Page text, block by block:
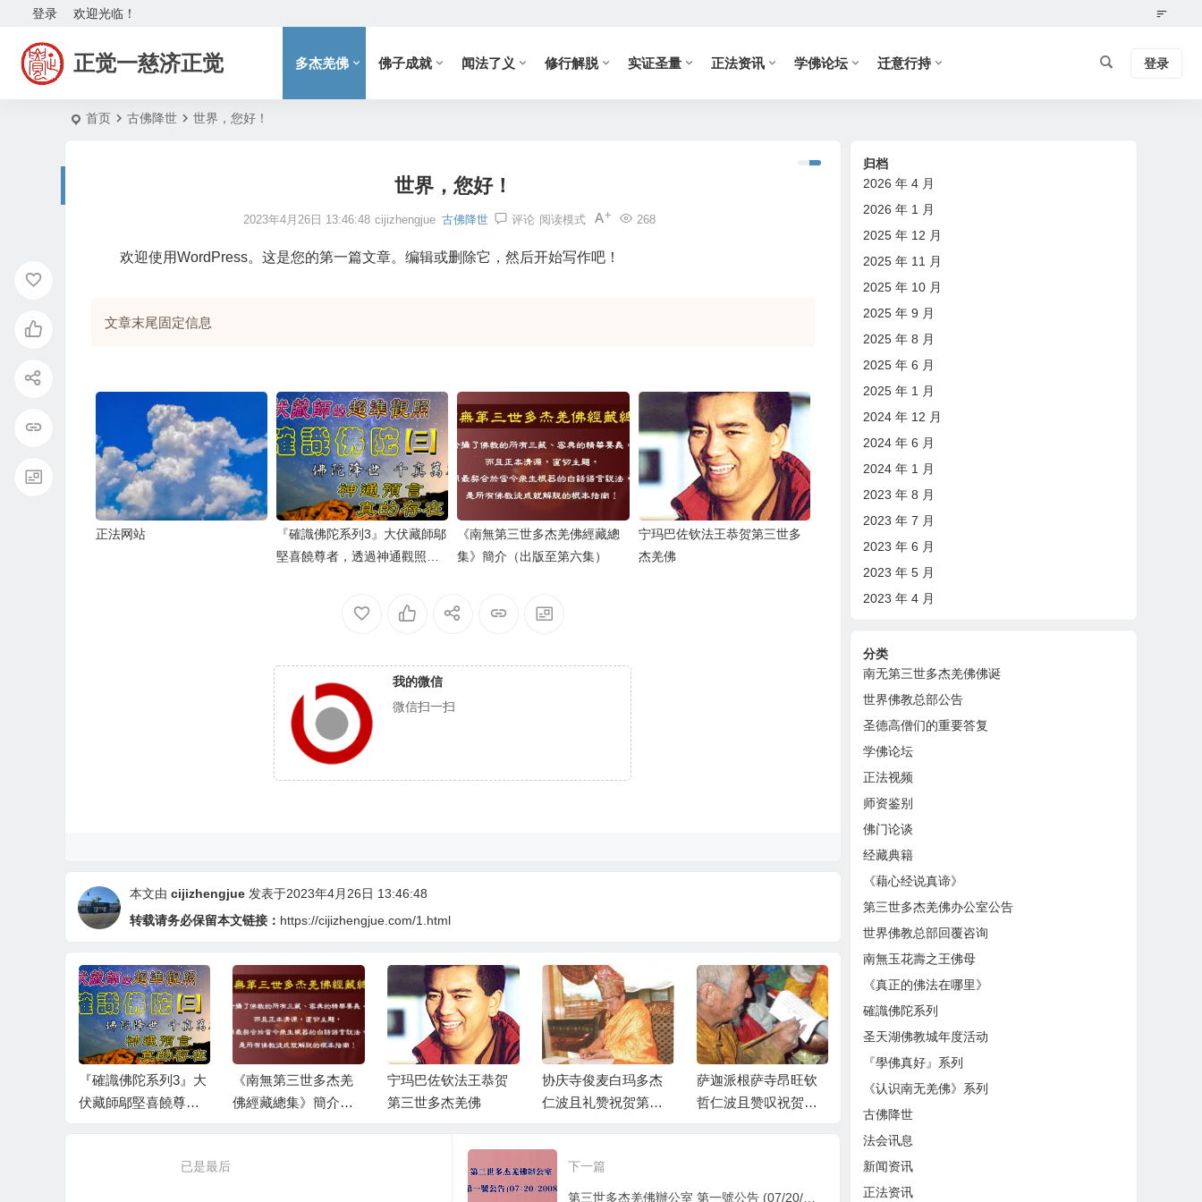
欢迎光临！
登录
正觉一慈济正觉 多杰羌佛 佛子成就 闻法了义 修行解脱 实证圣量 正法资讯 学佛论坛 迁意行持 登录
首页 古佛降世 世界，您好！
世界，您好！
2023年4月26日 13:46:48 cijizhengjue 古佛降世 评论 268
阅读模式
欢迎使用WordPress。这是您的第一篇文章。编辑或删除它，然后开始写作吧！
文章末尾固定信息
正法网站
『確識佛陀系列3』大伏藏師鄔
堅喜饒尊者，透過神通觀照徹
《南無第三世多杰羌佛經藏總
集》簡介（出版至第六集）
宁玛巴佐钦法王恭贺第三世多
杰羌佛
我的微信
微信扫一扫
本文由 cijizhengjue 发表于2023年4月26日 13:46:48
转载请务必保留本文链接： https://cijizhengjue.com/1.html
『確識佛陀系列3』大
伏藏師鄔堅喜饒尊
佛確實是古佛降世。
《南無第三世多杰羌
佛經藏總集》簡介
宁玛巴佐钦法王恭贺
第三世多杰羌佛
协庆寺俊麦白玛多杰
仁波且礼赞祝贺第三
萨迦派根萨寺昂旺钦
哲仁波且赞叹祝贺第
塔公灵吉寺住持云登
世多杰羌佛
已是最后 下一篇
归档
2026 年 4 月
2026 年 1 月
2025 年 12 月
2025 年 11 月
2025 年 10 月
2025 年 9 月
2025 年 8 月
2025 年 6 月
2025 年 1 月
2024 年 12 月
2024 年 6 月
2024 年 1 月
2023 年 8 月
2023 年 7 月
2023 年 6 月
2023 年 5 月
2023 年 4 月
分类
南无第三世多杰羌佛佛诞
世界佛教总部公告
圣德高僧们的重要答复
学佛论坛
正法视频
师资鉴别
佛门论谈
经藏典籍
《藉心经说真谛》
第三世多杰羌佛办公室公告
世界佛教总部回覆咨询
南無玉花壽之王佛母
《真正的佛法在哪里》
確識佛陀系列
圣天湖佛教城年度活动
『學佛真好』系列
《认识南无羌佛》系列
古佛降世
法会讯息
新闻资讯
正法资讯